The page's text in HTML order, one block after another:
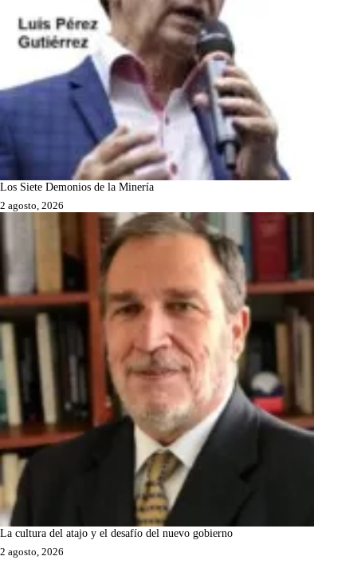
Los Siete Demonios de la Minería
2 agosto, 2026
La cultura del atajo y el desafío del nuevo gobierno
2 agosto, 2026